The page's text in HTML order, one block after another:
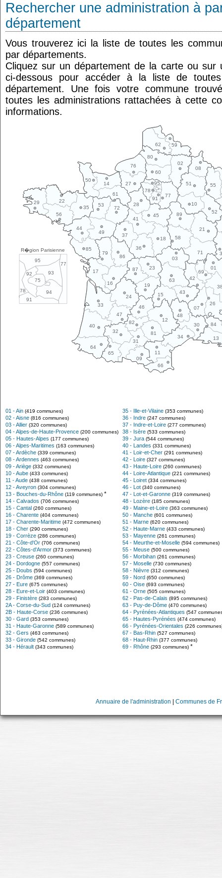
Rechercher une administration à
département
Vous trouverez ici la liste de toutes les
par départements.
Cliquez sur un département de la carte ou sur
ci-dessous pour accéder à la liste de
département. Une fois votre commune
toutes les administrations rattachées à cette
informations.
R�gion Parisienne
77
78
91
95
93
75
94
92
10
11
12
13
14
15
16
17
18
19
21
22
23
24
26
27
28
29
30
31
32
33
34
35
36
37
40
41
42
43
44
45
46
47
48
49
50
51
52
53
55
56
58
59
60
61
62
63
64
65
66
69
01
02
03
07
08
09
71
72
76
77
78
79
80
81
82 84
85
86
87
89
91
95
01 - Ain (419 communes)
02 - Aisne (816 communes)
03 - Allier (320 communes)
04 - Alpes-de-Haute-Provence (200 communes)
05 - Hautes-Alpes (177 communes)
06 - Alpes-Maritimes (163 communes)
07 - Ardèche (339 communes)
08 - Ardennes (463 communes)
09 - Ariège (332 communes)
10 - Aube (433 communes)
11 - Aude (438 communes)
12 - Aveyron (304 communes)
13 - Bouches-du-Rhône (119 communes) *
14 - Calvados (706 communes)
15 - Cantal (260 communes)
16 - Charente (404 communes)
17 - Charente-Maritime (472 communes)
18 - Cher (290 communes)
19 - Corrèze (286 communes)
21 - Côte-d'Or (706 communes)
22 - Côtes-d'Armor (373 communes)
23 - Creuse (260 communes)
24 - Dordogne (557 communes)
25 - Doubs (594 communes)
26 - Drôme (369 communes)
27 - Eure (675 communes)
28 - Eure-et-Loir (403 communes)
29 - Finistère (283 communes)
2A - Corse-du-Sud (124 communes)
2B - Haute-Corse (236 communes)
30 - Gard (353 communes)
31 - Haute-Garonne (589 communes)
32 - Gers (463 communes)
33 - Gironde (542 communes)
34 - Hérault (343 communes)
35 - Ille-et-Vilaine (353 communes)
36 - Indre (247 communes)
37 - Indre-et-Loire (277 communes)
38 - Isère (533 communes)
39 - Jura (544 communes)
40 - Landes (331 communes)
41 - Loir-et-Cher (291 communes)
42 - Loire (327 communes)
43 - Haute-Loire (260 communes)
44 - Loire-Atlantique (221 communes)
45 - Loiret (334 communes)
46 - Lot (340 communes)
47 - Lot-et-Garonne (319 communes)
48 - Lozère (185 communes)
49 - Maine-et-Loire (363 communes)
50 - Manche (601 communes)
51 - Marne (620 communes)
52 - Haute-Marne (433 communes)
53 - Mayenne (261 communes)
54 - Meurthe-et-Moselle (594 communes)
55 - Meuse (500 communes)
56 - Morbihan (261 communes)
57 - Moselle (730 communes)
58 - Nièvre (312 communes)
59 - Nord (650 communes)
60 - Oise (693 communes)
61 - Orne (505 communes)
62 - Pas-de-Calais (895 communes)
63 - Puy-de-Dôme (470 communes)
64 - Pyrénées-Atlantiques (547
65 - Hautes-Pyrénées (474 communes)
66 - Pyrénées-Orientales (226
67 - Bas-Rhin (527 communes)
68 - Haut-Rhin (377 communes)
69 - Rhône (293 communes) *
Annuaire de l'administration Communes de